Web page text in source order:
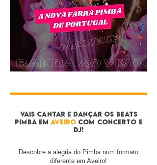
vais cantar e DANÇAR oS BEATS
pimba EMAVEIRO com CONCERTO E
DJ!
Descobre a alegria do Pimba num formato
diferente em Aveiro!